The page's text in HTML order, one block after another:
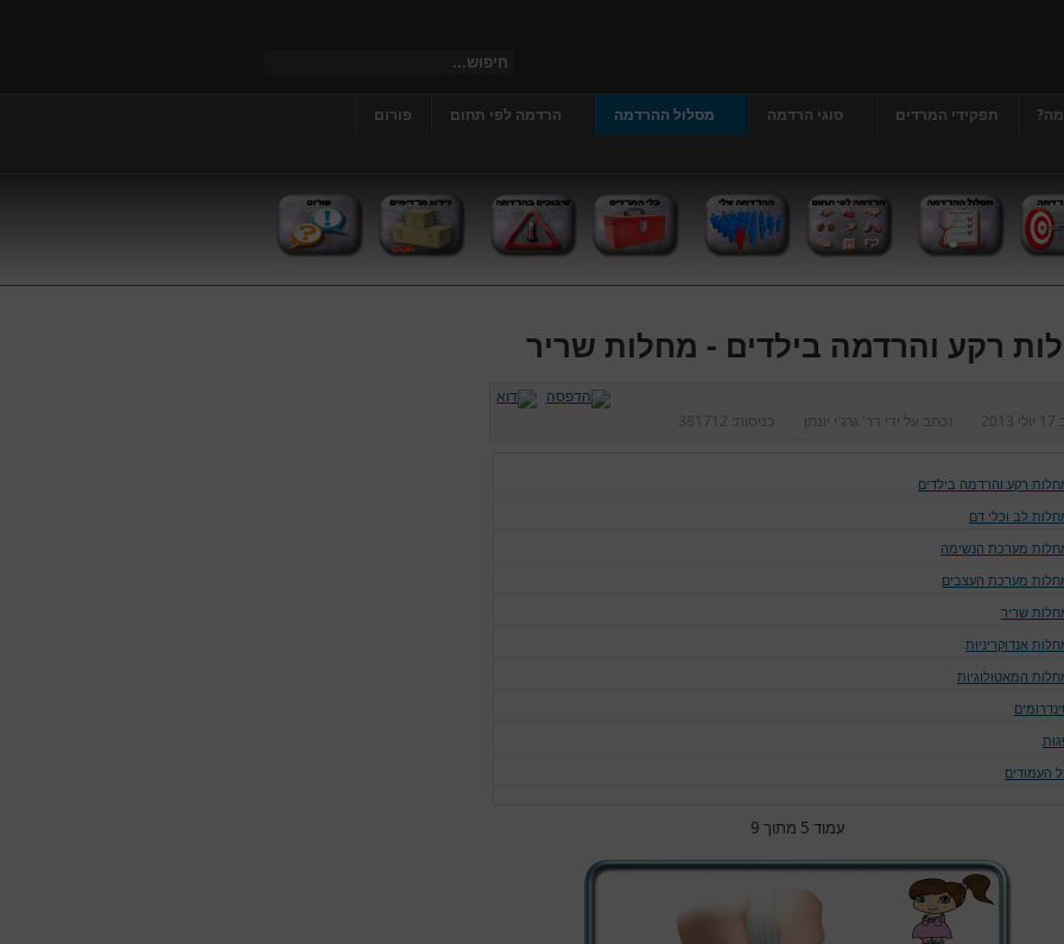
תפקידי המרדים סוגי הרדמה מסלול ההרדמה הרדמה לפי תחום
פורום
רקע והרדמה בילדים - מחלות שריר
17 יולי 2013 נכתב על ידי דר' גרג'י יונתן כניסות: 381712
רקע והרדמה בילדים
לב וכלי דם
מערכת הנשימה
מערכת העצבים
שריר
אנדוקריניות
המאטולוגיות
העמודים
עמוד 5 מתוך 9